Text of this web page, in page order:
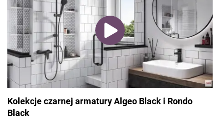
Kolekcje czarnej armatury Algeo Black i Rondo
Black